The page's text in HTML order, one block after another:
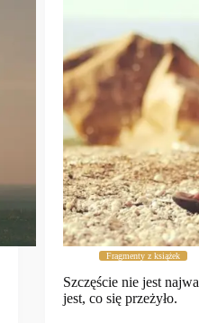
Fragmenty z książek
Szczęście nie jest
jest, co się przeżyło.